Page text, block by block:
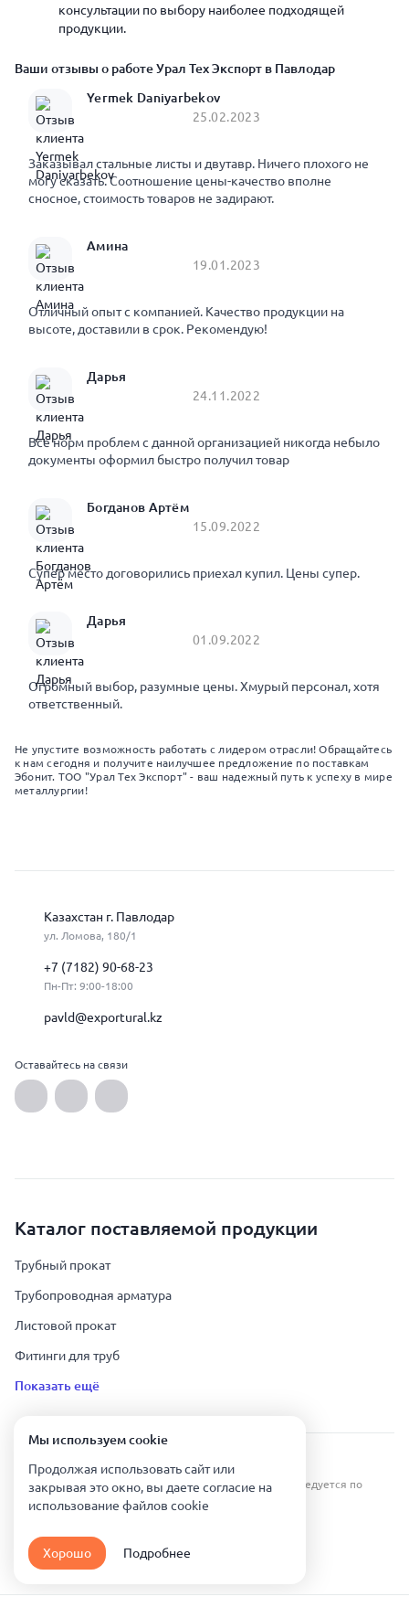
консультации по выбору наиболее подходящей
продукции.
Ваши отзывы о работе Урал Тех Экспорт в Павлодар
Yermek Daniyarbekov
25.02.2023
Заказывал стальные листы и двутавр. Ничего плохого не
могу сказать. Соотношение цены-качество вполне
сносное, стоимость товаров не задирают.
Амина
19.01.2023
Отличный опыт с компанией. Качество продукции на
высоте, доставили в срок. Рекомендую!
Дарья
24.11.2022
Все норм проблем с данной организацией никогда небыло
документы оформил быстро получил товар
Богданов Артём
15.09.2022
Супер место договорились приехал купил. Цены супер.
Дарья
01.09.2022
Огромный выбор, разумные цены. Хмурый персонал, хотя
ответственный.
Не упустите возможность работать с лидером отрасли! Обращайтесь
к нам сегодня и получите наилучшее предложение по поставкам
Эбонит. ТОО "Урал Тех Экспорт" - ваш надежный путь к успеху в мире
металлургии!
Казахстан г. Павлодар
ул. Ломова, 180/1
+7 (7182) 90-68-23
Пн-Пт: 9:00-18:00
pavld@exportural.kz
Оставайтесь на связи
Каталог поставляемой продукции
Трубный прокат
Трубопроводная арматура
Листовой прокат
Фитинги для труб
Показать ещё
Урал Тех Экспорт — Казахстан © 2019-
Все права защищены. Копирование информации преследуется по
Карта сайта
Политика конфиденциальности
Мы используем сookie
Продолжая использовать сайт или
закрывая это окно, вы даете согласие на
использование файлов сookie
Хорошо Подробнее